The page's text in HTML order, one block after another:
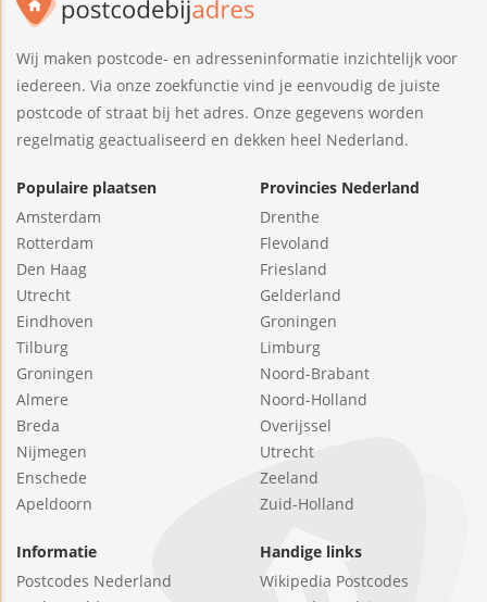
Wij maken postcode- en adresseninformatie inzichtelijk voor
iedereen. Via onze zoekfunctie vind je eenvoudig de juiste
postcode of straat bij het adres. Onze gegevens worden
regelmatig geactualiseerd en dekken heel Nederland.
Populaire plaatsen
Amsterdam
Rotterdam
Den Haag
Utrecht
Eindhoven
Tilburg
Groningen
Almere
Breda
Nijmegen
Enschede
Apeldoorn
Provincies Nederland
Drenthe
Flevoland
Friesland
Gelderland
Groningen
Limburg
Noord-Brabant
Noord-Holland
Overijssel
Utrecht
Zeeland
Zuid-Holland
Informatie
Postcodes Nederland
Handige links
Wikipedia Postcodes